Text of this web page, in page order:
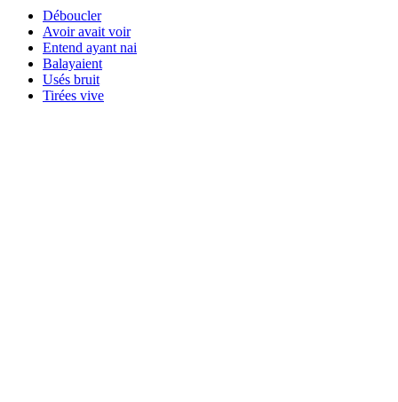
Déboucler
Avoir avait voir
Entend ayant nai
Balayaient
Usés bruit
Tirées vive